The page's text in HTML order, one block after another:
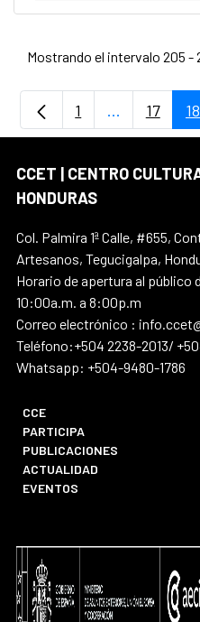
Mostrando el intervalo 205 -
Página
1 ...PáginasPágina
17 18
CCET | CENTRO
HONDURAS
Col. Palmira 1ª Calle, #655,
Artesanos, Tegucigalpa,
Horario de apertura al público
10:00a.m. a 8:00p.m
Correo electrónico :
Teléfono:+504 2238-2013/
Whatsapp: +504-9480-1786
CCE
PARTICIPA
PUBLICACIONES
ACTUALIDAD
EVENTOS